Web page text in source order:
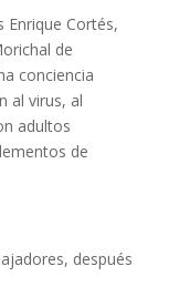
Enrique Cortés,
de
conciencia
al virus, al
adultos
de
después